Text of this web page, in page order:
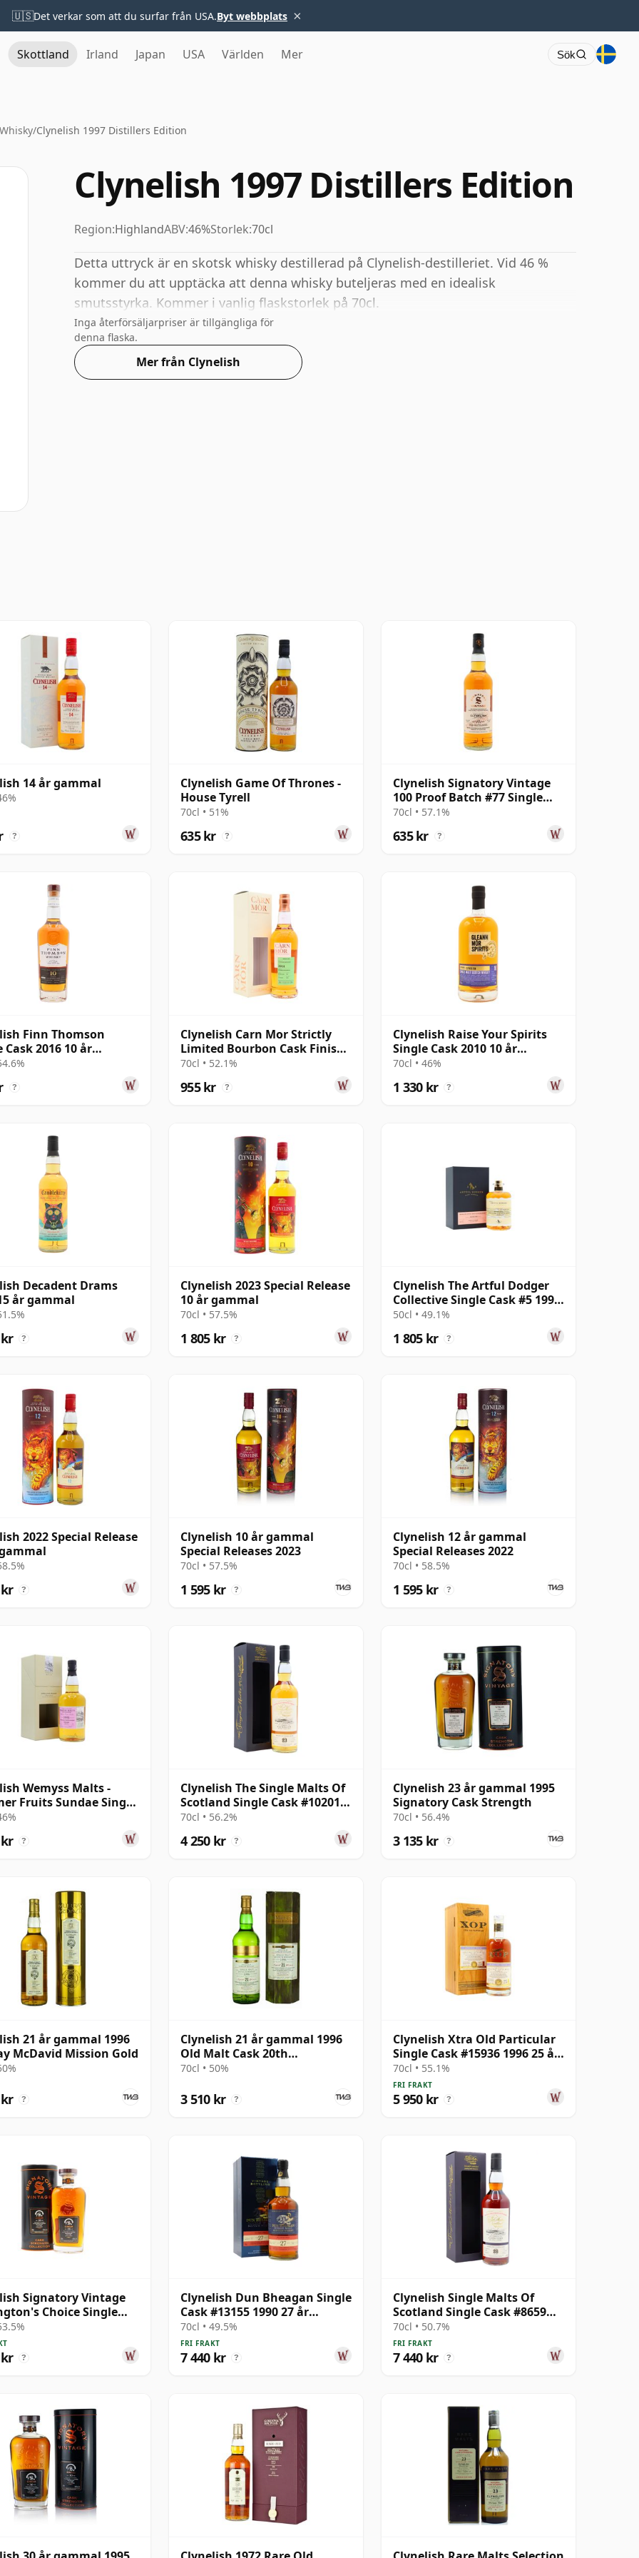
🇺🇸Det verkar som att du surfar från USA.Byt webbplats ×
Skottland Irland Japan USA Världen Mer Sök
/Clynelish 1997 Distillers Edition
Clynelish 1997 Distillers Edition
Region:HighlandABV:46%Storlek:70cl
Detta uttryck är en skotsk whisky destillerad på Clynelish-destilleriet. Vid 46 %
kommer du att upptäcka att denna whisky buteljeras med en idealisk
smutsstyrka. Kommer i vanlig flaskstorlek på 70cl.
Inga återförsäljarpriser är tillgängliga för
denna flaska.
Mer från Clynelish
14 år gammal
?
Clynelish Game Of Thrones -
House Tyrell
70cl • 51%
635 kr ?
Clynelish Signatory Vintage
100 Proof Batch #77 Single
Malt 2016 10 år gammal
70cl • 57.1%
635 kr ?
Finn Thomson
Cask 2016 10 år
?
Clynelish Carn Mor Strictly
Limited Bourbon Cask Finish
Sing 2014 11 år gammal
70cl • 52.1%
955 kr ?
Clynelish Raise Your Spirits
Single Cask 2010 10 år
gammal
70cl • 46%
1 330 kr ?
Decadent Drams
år gammal
?
Clynelish 2023 Special Release
10 år gammal
70cl • 57.5%
1 805 kr ?
Clynelish The Artful Dodger
Collective Single Cask #5 1996
25 år gammal
50cl • 49.1%
1 805 kr ?
2022 Special Release
?
Clynelish 10 år gammal
Special Releases 2023
70cl • 57.5%
1 595 kr ?
Clynelish 12 år gammal
Special Releases 2022
70cl • 58.5%
1 595 kr ?
Wemyss Malts -
Fruits Sundae Single
24 år gammal
?
Clynelish The Single Malts Of
Scotland Single Cask #10201
1995 23 år gammal
70cl • 56.2%
4 250 kr ?
Clynelish 23 år gammal 1995
Signatory Cask Strength
70cl • 56.4%
3 135 kr ?
21 år gammal 1996
McDavid Mission Gold
?
Clynelish 21 år gammal 1996
Old Malt Cask 20th
Anniversary
70cl • 50%
3 510 kr ?
Clynelish Xtra Old Particular
Single Cask #15936 1996 25 år
gammal
70cl • 55.1%
FRI FRAKT
5 950 kr ?
Signatory Vintage
Choice Single
1995 28 år gammal
?
Clynelish Dun Bheagan Single
Cask #13155 1990 27 år
gammal
70cl • 49.5%
FRI FRAKT
7 440 kr ?
Clynelish Single Malts Of
Scotland Single Cask #8659
1995 26 år gammal
70cl • 50.7%
FRI FRAKT
7 440 kr ?